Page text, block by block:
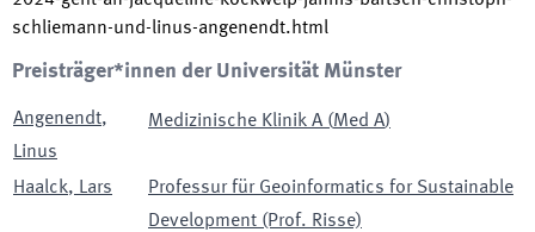
schliemann-und-linus-angenendt.html
Preisträger*innen der Universität Münster
Angenendt,
Linus
Medizinische Klinik A (Med A)
Haalck, Lars
Professur für Geoinformatics for Sustainable
Development (Prof. Risse)